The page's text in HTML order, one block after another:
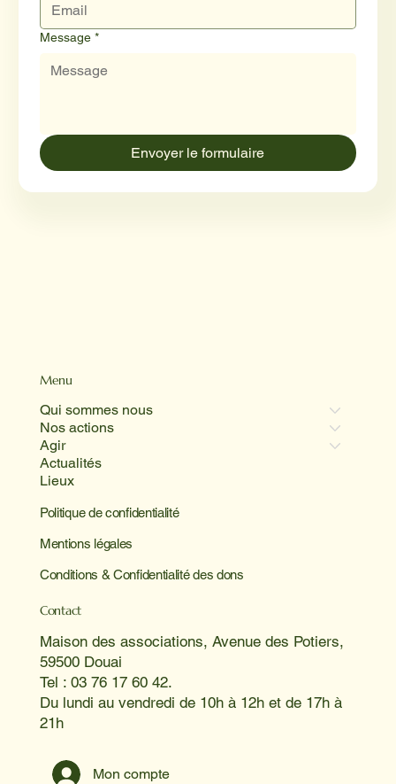
Menu
Qui sommes nous
Nos actions
Agir
Actualités
Lieux
Politique de confidentialité
Mentions légales
Conditions & Confidentialité des dons
Contact
Maison des associations, Avenue des Potiers,
59500 Douai
Tel : 03 76 17 60 42.
Du lundi au vendredi de 10h à 12h et de 17h à
21h
Mon compte
Message *
Envoyer le formulaire